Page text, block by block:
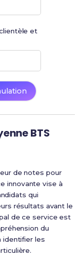
et
BTS
de notes pour
innovante vise à
qui
résultats avant le
de ce service est
du
identifier les